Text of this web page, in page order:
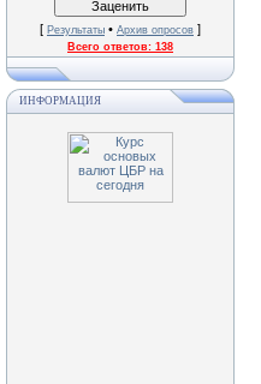
[ Результаты • Архив опросов ]
Всего ответов: 138
ИНФОРМАЦИЯ